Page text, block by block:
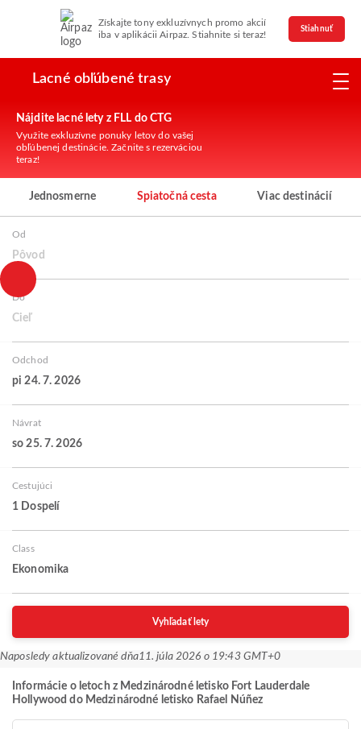
Získajte tony exkluzívnych promo akcií
iba v aplikácii Airpaz. Stiahnite si teraz!
Stiahnuť
Lacné obľúbené trasy
Nájdite lacné lety z FLL do CTG
Využite exkluzívne ponuky letov do vašej
obľúbenej destinácie. Začnite s rezerváciou
teraz!
Jednosmerne Spiatočná cesta Viac destinácií
Od
Pôvod
Do
Cieľ
Odchod
pi 24. 7. 2026
Návrat
so 25. 7. 2026
Cestujúci
1 Dospelí
Class
Ekonomika
Vyhľadať lety
Naposledy aktualizované dňa11. júla 2026 o 19:43 GMT+0
Informácie o letoch z Medzinárodné letisko Fort Lauderdale
Hollywood do Medzinárodné letisko Rafael Núñez